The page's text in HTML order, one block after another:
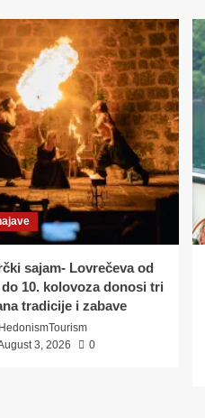
sajam- Lovrečeva od
do 10. kolovoza donosi tri
tradicije i zabave
HedonismTourism
3, 2026
0